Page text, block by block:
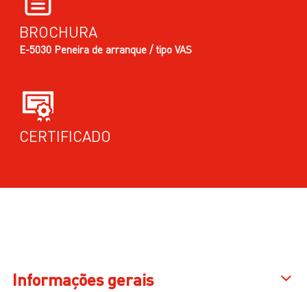
BROCHURA
E-5030 Peneira de arranque / tipo VAS
CERTIFICADO
Informações gerais